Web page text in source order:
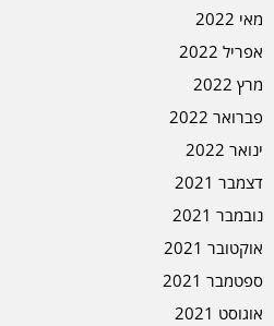
מאי 2022
אפריל 2022
מרץ 2022
פברואר 2022
ינואר 2022
דצמבר 2021
נובמבר 2021
אוקטובר 2021
ספטמבר 2021
אוגוסט 2021